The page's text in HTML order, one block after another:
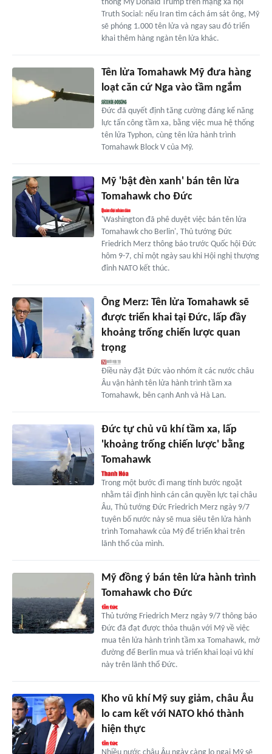
thống Mỹ Donald Trump trên mạng xã hội
Truth Social: nếu Iran tìm cách ám sát ông, Mỹ
sẽ phóng 1.000 tên lửa và ngay sau đó triển
khai thêm hàng ngàn tên lửa khác.
Tên lửa Tomahawk Mỹ đưa hàng
loạt căn cứ Nga vào tầm ngắm
Đức đã quyết định tăng cường đáng kể năng
lực tấn công tầm xa, bằng việc mua hệ thống
tên lửa Typhon, cùng tên lửa hành trình
Tomahawk Block V của Mỹ.
Mỹ 'bật đèn xanh' bán tên lửa
Tomahawk cho Đức
'Washington đã phê duyệt việc bán tên lửa
Tomahawk cho Berlin', Thủ tướng Đức
Friedrich Merz thông báo trước Quốc hội Đức
hôm 9-7, chỉ một ngày sau khi Hội nghị thượng
đỉnh NATO kết thúc.
Ông Merz: Tên lửa Tomahawk sẽ
được triển khai tại Đức, lấp đầy
khoảng trống chiến lược quan
trọng
Điều này đặt Đức vào nhóm ít các nước châu
Âu vận hành tên lửa hành trình tầm xa
Tomahawk, bên cạnh Anh và Hà Lan.
Đức tự chủ vũ khí tầm xa, lấp
'khoảng trống chiến lược' bằng
Tomahawk
Trong một bước đi mang tính bước ngoặt
nhằm tái định hình cán cân quyền lực tại châu
Âu, Thủ tướng Đức Friedrich Merz ngày 9/7
tuyên bố nước này sẽ mua siêu tên lửa hành
trình Tomahawk của Mỹ để triển khai trên
lãnh thổ của mình.
Mỹ đồng ý bán tên lửa hành trình
Tomahawk cho Đức
Thủ tướng Friedrich Merz ngày 9/7 thông báo
Đức đã đạt được thỏa thuận với Mỹ về việc
mua tên lửa hành trình tầm xa Tomahawk, mở
đường để Berlin mua và triển khai loại vũ khí
này trên lãnh thổ Đức.
Kho vũ khí Mỹ suy giảm, châu Âu
lo cam kết với NATO khó thành
hiện thực
Nhiều nước châu Âu ngày càng lo ngại Mỹ sẽ